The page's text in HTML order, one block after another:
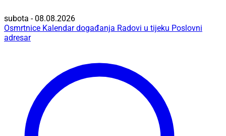
subota - 08.08.2026
Osmrtnice Kalendar događanja Radovi u tijeku Poslovni
adresar